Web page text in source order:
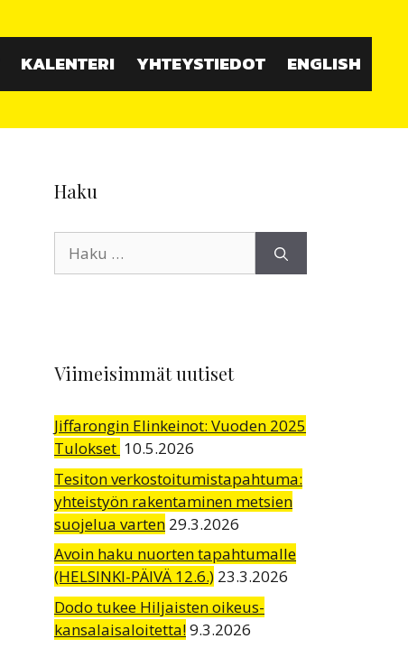
KALENTERI YHTEYSTIEDOT ENGLISH
Haku
Viimeisimmät uutiset
Jiffarongin Elinkeinot: Vuoden 2025
Tulokset 10.5.2026
Tesiton verkostoitumistapahtuma:
yhteistyön rakentaminen metsien
suojelua varten 29.3.2026
Avoin haku nuorten tapahtumalle
(HELSINKI-PÄIVÄ 12.6.) 23.3.2026
Dodo tukee Hiljaisten oikeus-
kansalaisaloitetta!9.3.2026